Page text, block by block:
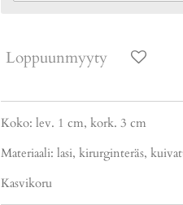
Loppuunmyyty
Koko: lev. 1 cm, kork. 3 cm
Materiaali: lasi, kirurginteräs,
Kasvikoru